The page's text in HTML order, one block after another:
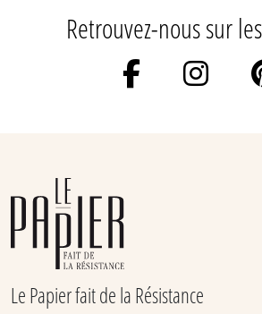
Retrouvez-nous sur
Le Papier fait de la Résistance